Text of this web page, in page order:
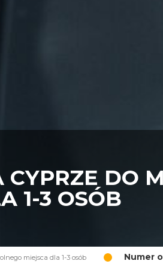
DO
1-3 OSÓB
miejsca dla 1-3 osób Numer